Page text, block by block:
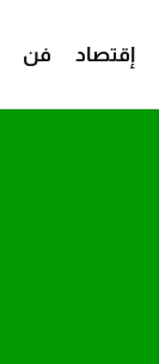
إقتصاد فن